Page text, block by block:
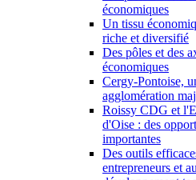
économiques
Un tissu
riche et diversifié
Des pôles et des
économiques
Cergy-Pontoise,
agglomération
Roissy CDG et
d'Oise : des
importantes
Des outils
entrepreneurs et au